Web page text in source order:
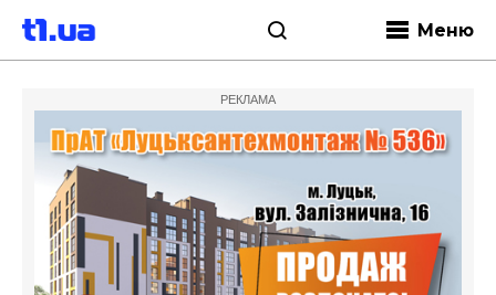
Меню
РЕКЛАМА